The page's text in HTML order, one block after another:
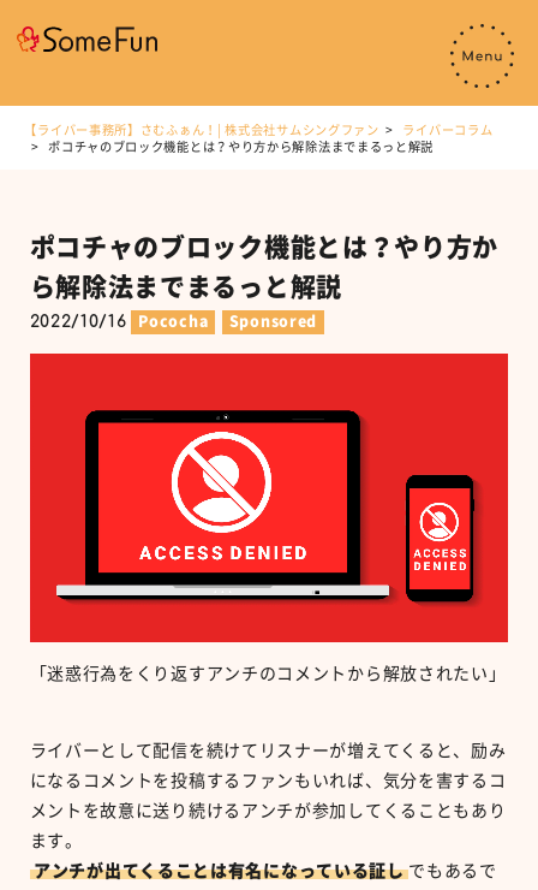
【ライバー事務所】さむふぁん！| 株式会社サムシングファン
ライバーコラム
ポコチャのブロック機能とは？やり方から解除法までまるっと解説
ポコチャのブロック機能とは？やり方か
ら解除法までまるっと解説
2022/10/16 Pococha Sponsored
「迷惑行為をくり返すアンチのコメントから解放されたい」
ライバーとして配信を続けてリスナーが増えてくると、励み
になるコメントを投稿するファンもいれば、気分を害するコ
メントを故意に送り続けるアンチが参加してくることもあり
ます。
アンチが出てくることは有名になっている証し でもあるで